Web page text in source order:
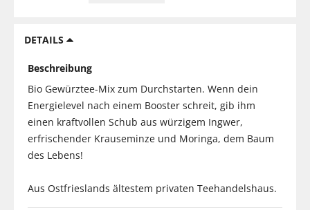
DETAILS
Beschreibung
Bio Gewürztee-Mix zum Durchstarten. Wenn dein
Energielevel nach einem Booster schreit, gib ihm
einen kraftvollen Schub aus würzigem Ingwer,
erfrischender Krauseminze und Moringa, dem Baum
des Lebens!
Aus Ostfrieslands ältestem privaten Teehandelshaus.